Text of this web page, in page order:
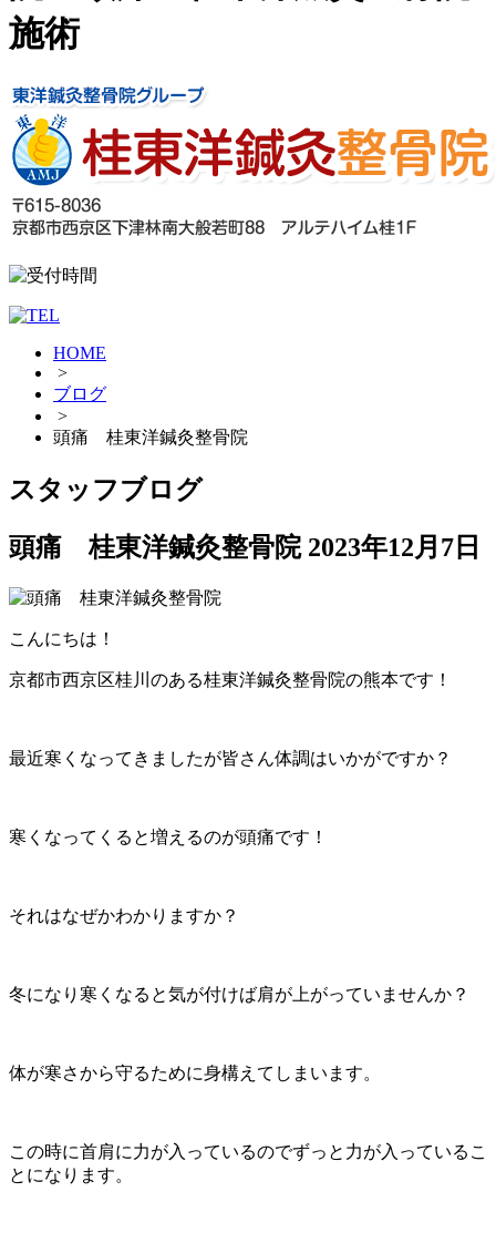
施術
HOME
>
ブログ
>
頭痛 桂東洋鍼灸整骨院
スタッフブログ
頭痛 桂東洋鍼灸整骨院 2023年12月7日
こんにちは！
京都市西京区桂川のある桂東洋鍼灸整骨院の熊本です！
最近寒くなってきましたが皆さん体調はいかがですか？
寒くなってくると増えるのが頭痛です！
それはなぜかわかりますか？
冬になり寒くなると気が付けば肩が上がっていませんか？
体が寒さから守るために身構えてしまいます。
この時に首肩に力が入っているのでずっと力が入っているこ
とになります。